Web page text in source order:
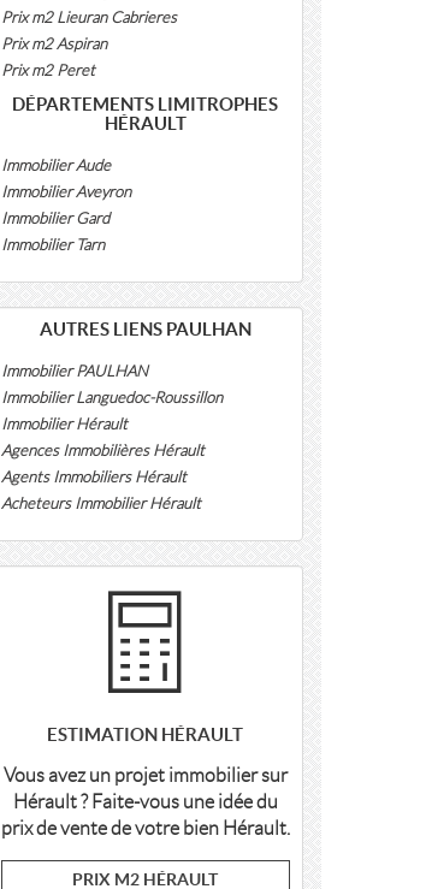
Prix m2 Lieuran Cabrieres
Prix m2 Aspiran
Prix m2 Peret
DÉPARTEMENTS LIMITROPHES
HÉRAULT
Immobilier Aude
Immobilier Aveyron
Immobilier Gard
Immobilier Tarn
AUTRES LIENS PAULHAN
Immobilier PAULHAN
Immobilier Languedoc-Roussillon
Immobilier Hérault
Agences Immobilières Hérault
Agents Immobiliers Hérault
Acheteurs Immobilier Hérault
ESTIMATION HÉRAULT
Vous avez un projet immobilier sur
Hérault ? Faite-vous une idée du
prix de vente de votre bien Hérault.
PRIX M2 HÉRAULT